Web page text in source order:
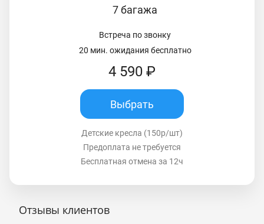
7 багажа
Встреча по звонку
20 мин. ожидания бесплатно
4 590 ₽
Выбрать
Детские кресла (150р/шт)
Предоплата не требуется
Бесплатная отмена за 12ч
Отзывы клиентов